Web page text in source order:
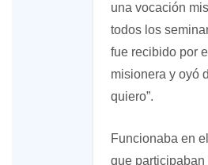
una vocación
todos los
fue recibido por
misionera y oyó
quiero”.
Funcionaba en
que participaban